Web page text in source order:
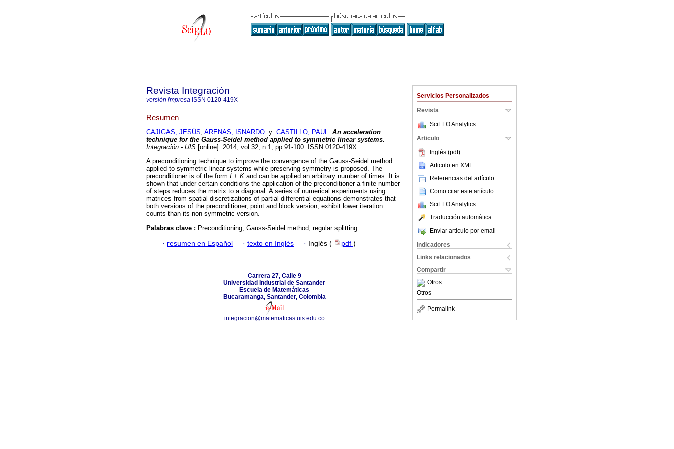
Servicios Personalizados
Revista
SciELO Analytics
Articulo
Inglés (pdf)
Articulo en XML
Referencias del artículo
Como citar este artículo
SciELO Analytics
Traducción automática
Enviar articulo por email
Indicadores
Links relacionados
Compartir
Otros
Otros
Permalink
Revista Integración
versión impresa ISSN 0120-419X
Resumen
CAJIGAS, JESÚS; ARENAS, ISNARDO y CASTILLO, PAUL. An acceleration
technique for the Gauss-Seidel method applied to symmetric linear systems.
Integración - UIS [online]. 2014, vol.32, n.1, pp.91-100. ISSN 0120-419X.
A preconditioning technique to improve the convergence of the Gauss-Seidel method
applied to symmetric linear systems while preserving symmetry is proposed. The
preconditioner is of the form I + K and can be applied an arbitrary number of times. It is
shown that under certain conditions the application of the preconditioner a finite number
of steps reduces the matrix to a diagonal. A series of numerical experiments using
matrices from spatial discretizations of partial differential equations demonstrates that
both versions of the preconditioner, point and block version, exhibit lower iteration
counts than its non-symmetric version.
Palabras clave : Preconditioning; Gauss-Seidel method; regular splitting.
· resumen en Español · texto en Inglés · Inglés ( pdf )
Carrera 27, Calle 9
Universidad Industrial de Santander
Escuela de Matemáticas
Bucaramanga, Santander, Colombia
integracion@matematicas.uis.edu.co